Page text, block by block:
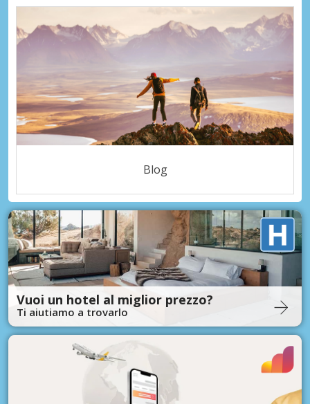
Blog
Vuoi un hotel al miglior prezzo?
Ti aiutiamo a trovarlo